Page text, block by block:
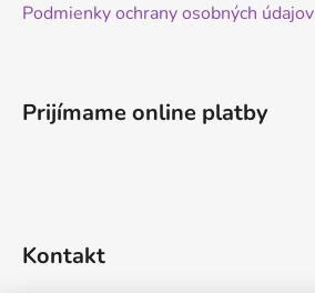
Podmienky ochrany osobných údajov
Prijímame online platby
Kontakt